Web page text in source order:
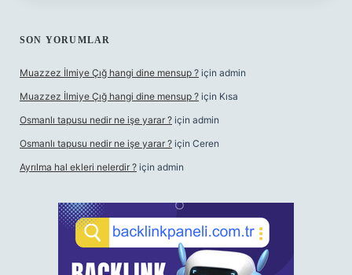
SON YORUMLAR
Muazzez İlmiye Çığ hangi dine mensup ? için admin
Muazzez İlmiye Çığ hangi dine mensup ? için Kısa
Osmanlı tapusu nedir ne işe yarar ? için admin
Osmanlı tapusu nedir ne işe yarar ? için Ceren
Ayrılma hal ekleri nelerdir ? için admin